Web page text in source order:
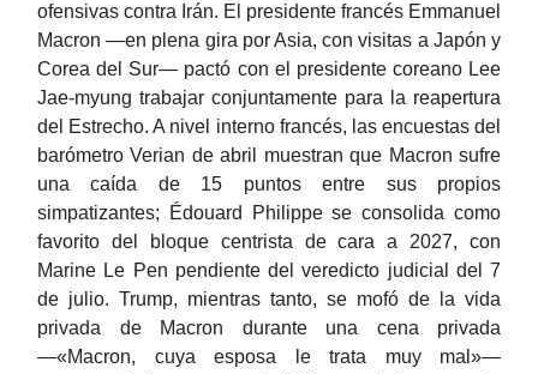
ofensivas contra Irán. El presidente francés Emmanuel
Macron —en plena gira por Asia, con visitas a Japón y
Corea del Sur— pactó con el presidente coreano Lee
Jae-myung trabajar conjuntamente para la reapertura
del Estrecho. A nivel interno francés, las encuestas del
barómetro Verian de abril muestran que Macron sufre
una caída de 15 puntos entre sus propios
simpatizantes; Édouard Philippe se consolida como
favorito del bloque centrista de cara a 2027, con
Marine Le Pen pendiente del veredicto judicial del 7
de julio. Trump, mientras tanto, se mofó de la vida
privada de Macron durante una cena privada
—«Macron, cuya esposa le trata muy mal»—